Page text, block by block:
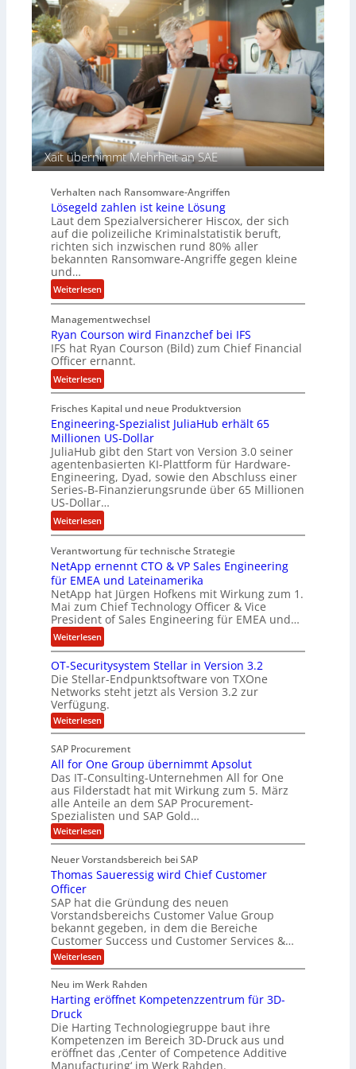
s
a
u
f
d
e
r
S
p
u
r
c
h
A
g
e
n
c
y
a
r
b
i
t
e
n
z
s
a
m
e
n
Xait übernimmt Mehrheit an SAE
Verhalten nach Ransomware-Angriffen
Lösegeld zahlen ist keine Lösung
Laut dem Spezialversicherer Hiscox, der sich
auf die polizeiliche Kriminalstatistik beruft,
richten sich inzwischen rund 80% aller
bekannten Ransomware-Angriffe gegen kleine
und…
Weiterlesen:
L
ö
s
e
g
e
l
d
z
a
h
l
e
i
s
e
i
n
e
L
ö
s
u
n
g
Managementwechsel
Ryan Courson wird Finanzchef bei IFS
IFS hat Ryan Courson (Bild) zum Chief Financial
Officer ernannt.
Weiterlesen:
R
y
a
n
C
o
u
s
o
i
r
d
F
i
n
a
n
z
c
h
f
b
e
i
I
F
S
Frisches Kapital und neue Produktversion
Engineering-Spezialist JuliaHub erhält 65
Millionen US-Dollar
JuliaHub gibt den Start von Version 3.0 seiner
agentenbasierten KI-Plattform für Hardware-
Engineering, Dyad, sowie den Abschluss einer
Series-B-Finanzierungsrunde über 65 Millionen
US-Dollar…
Weiterlesen:
E
n
g
n
e
e
r
i
n
g
-
S
p
e
z
i
a
l
i
s
u
l
i
a
H
u
b
e
r
ä
l
t
Verantwortung für technische Strategie
NetApp ernennt CTO & VP Sales Engineering
für EMEA und Lateinamerika
NetApp hat Jürgen Hofkens mit Wirkung zum 1.
Mai zum Chief Technology Officer & Vice
President of Sales Engineering für EMEA und…
Weiterlesen:
N
e
t
A
p
p
n
e
n
n
t
C
T
O
V
P
S
a
l
e
s
n
g
i
OT-Securitysystem Stellar in Version 3.2
Die Stellar-Endpunktsoftware von TXOne
Networks steht jetzt als Version 3.2 zur
Verfügung.
Weiterlesen:
O
-
S
e
c
u
r
i
t
y
y
s
e
m
S
t
e
l
l
r
i
e
r
s
i
SAP Procurement
All for One Group übernimmt Apsolut
Das IT-Consulting-Unternehmen All for One
aus Filderstadt hat mit Wirkung zum 5. März
alle Anteile an dem SAP Procurement-
Spezialisten und SAP Gold…
Weiterlesen:
A
l
f
r
O
n
e
G
r
o
p
ü
r
n
i
m
Neuer Vorstandsbereich bei SAP
Thomas Saueressig wird Chief Customer
Officer
SAP hat die Gründung des neuen
Vorstandsbereichs Customer Value Group
bekannt gegeben, in dem die Bereiche
Customer Success und Customer Services &…
Weiterlesen:
T
o
m
S
a
u
Neu im Werk Rahden
Harting eröffnet Kompetenzzentrum für 3D-
Druck
Die Harting Technologiegruppe baut ihre
Kompetenzen im Bereich 3D-Druck aus und
eröffnet das ‚Center of Competence Additive
Manufacturing‘ im Werk Rahden.